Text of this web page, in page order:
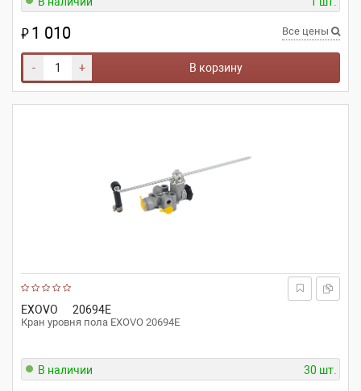
₽1 010 Все цены
- + В корзину
EXOVO 20694E
Кран уровня пола EXOVO 20694E
В наличии 30 шт.